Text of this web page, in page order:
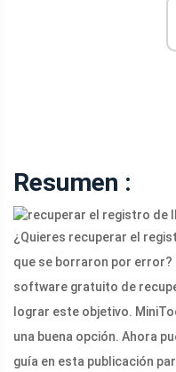
Resumen :
¿Quieres recuperar el
que se borraron por error?
software gratuito de
lograr este objetivo.
una buena opción. Ahora
guía en esta publicación